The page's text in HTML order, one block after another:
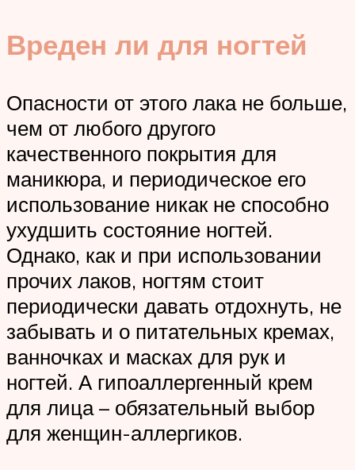
Вреден ли для ногтей
Опасности от этого лака не больше,
чем от любого другого
качественного покрытия для
маникюра, и периодическое его
использование никак не способно
ухудшить состояние ногтей.
Однако, как и при использовании
прочих лаков, ногтям стоит
периодически давать отдохнуть, не
забывать и о питательных кремах,
ванночках и масках для рук и
ногтей. А гипоаллергенный крем
для лица – обязательный выбор
для женщин-аллергиков.